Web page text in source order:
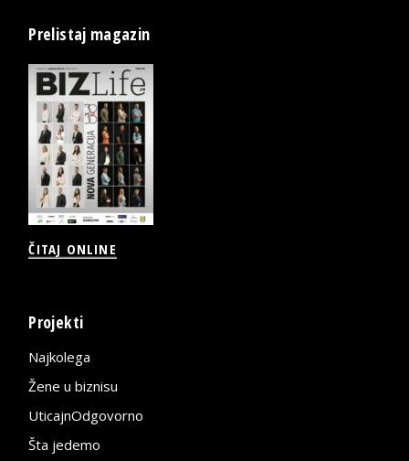
Prelistaj magazin
ČITAJ ONLINE
Projekti
Najkolega
Žene u biznisu
UticajnOdgovorno
Šta jedemo